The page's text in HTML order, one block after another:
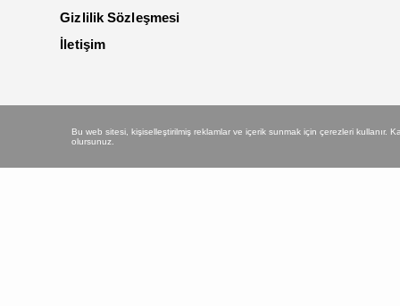
Bu web sitesi, kişiselleştirilmiş reklamlar ve içerik sunmak için çerezleri kullanır.
olursunuz.
Gizlilik Sözleşmesi
İletişim